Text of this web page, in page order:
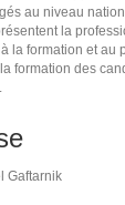
au niveau
la
la formation et au
formation des
Gaftarnik